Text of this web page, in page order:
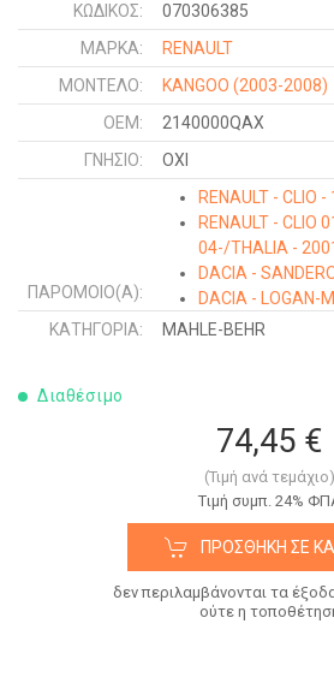
ΚΩΔΙΚΌΣ:
070306385
ΜΑΡΚΑ:
RENAULT
ΜΟΝΤΕΛΟ:
KANGOO (2003-2008)
OEM:
2140000QAX
ΓΝΉΣΙΟ:
ΟΧΙ
ΠΑΡΌΜΟΙΟ(Α):
RENAULT - CLIO
RENAULT - CLIO
04-/THALIA -
DACIA -
DACIA - LOGAN-
2009-2012
DACIA - LOGAN-
ΚΑΤΗΓΟΡΊΑ: MAHLE-BEHR
Διαθέσιμο
74,45 €
(Τιμή ανά τεμάχιο)
Tιμή συμπ. 24%
ΠΡΟΣΘΉΚΗ ΣΕ
δεν περιλαμβάνονται τα
ούτε η